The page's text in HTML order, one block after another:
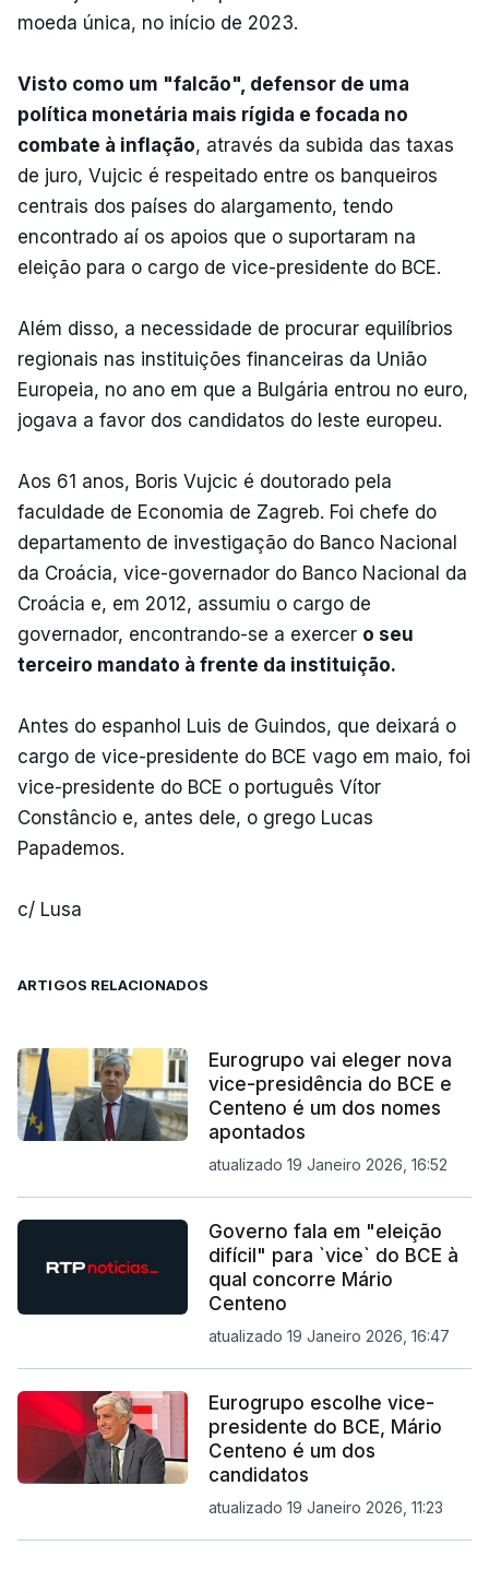
moeda única, no início de 2023.
Visto como um "falcão", defensor de uma
política monetária mais rígida e focada no
combate à inflação, através da subida das taxas
de juro, Vujcic é respeitado entre os banqueiros
centrais dos países do alargamento, tendo
encontrado aí os apoios que o suportaram na
eleição para o cargo de vice-presidente do BCE.
Além disso, a necessidade de procurar equilíbrios
regionais nas instituições financeiras da União
Europeia, no ano em que a Bulgária entrou no euro,
jogava a favor dos candidatos do leste europeu.
Aos 61 anos, Boris Vujcic é doutorado pela
faculdade de Economia de Zagreb. Foi chefe do
departamento de investigação do Banco Nacional
da Croácia, vice-governador do Banco Nacional da
Croácia e, em 2012, assumiu o cargo de
governador, encontrando-se a exercer o seu
terceiro mandato à frente da instituição.
Antes do espanhol Luis de Guindos, que deixará o
cargo de vice-presidente do BCE vago em maio, foi
vice-presidente do BCE o português Vítor
Constâncio e, antes dele, o grego Lucas
Papademos.
c/ Lusa
ARTIGOS RELACIONADOS
Eurogrupo vai eleger nova
vice-presidência do BCE e
Centeno é um dos nomes
apontados
atualizado 19 Janeiro 2026, 16:52
Governo fala em "eleição
difícil" para `vice` do BCE à
qual concorre Mário
Centeno
atualizado 19 Janeiro 2026, 16:47
Eurogrupo escolhe vice-
presidente do BCE, Mário
Centeno é um dos
candidatos
atualizado 19 Janeiro 2026, 11:23